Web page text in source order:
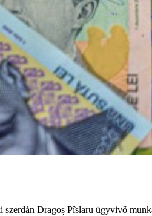
szerdán Dragoș Pîslaru ügyvivő